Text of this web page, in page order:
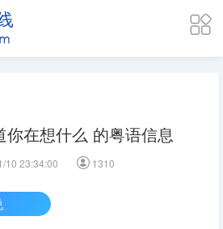
你在想什么 的粤语信息
10 23:34:00 1310